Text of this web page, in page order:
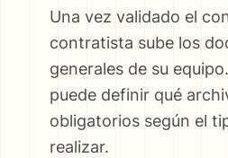
Una vez validado el
contratista sube los
generales de su
puede definir qué
obligatorios según el
realizar.